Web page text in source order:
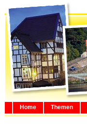
Home Themen